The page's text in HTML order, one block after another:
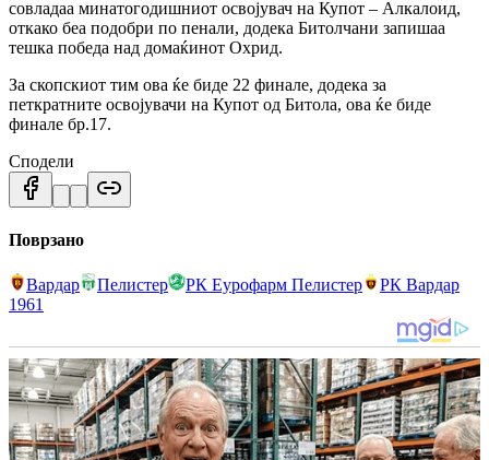
совладаа минатогодишниот освојувач на Купот – Алкалоид,
откако беа подобри по пенали, додека Битолчани запишаа
тешка победа над домаќинот Охрид.
За скопскиот тим ова ќе биде 22 финале, додека за
петкратните освојувачи на Купот од Битола, ова ќе биде
финале бр.17.
Сподели
Поврзано
Вардар Пелистер РК Еурофарм Пелистер
РК Вардар
1961